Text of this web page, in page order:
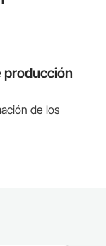
producción
de los